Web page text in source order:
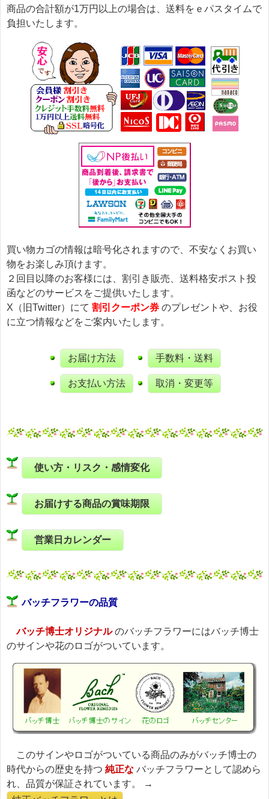
商品の合計額が1万円以上の場合は、送料をｅパスタイムで
負担いたします。
買い物カゴの情報は暗号化されますので、不安なくお買い
物をお楽しみ頂けます。
２回目以降のお客様には、割引き販売、送料格安ポスト投
函などのサービスをご提供いたします。
X（旧Twitter）にて 割引クーポン券 のプレゼントや、お役
に立つ情報などをご案内いたします。
お届け方法
お支払い方法
手数料・送料
取消・変更等
使い方・リスク・感情変化
お届けする商品の賞味期限
営業日カレンダー
バッチフラワーの品質
バッチ博士オリジナルのバッチフラワーにはバッチ博士
のサインや花のロゴがついています。
このサインやロゴがついている商品のみがバッチ博士の
時代からの歴史を持つ 純正な バッチフラワーとして認めら
れ、品質が保証されています。 →